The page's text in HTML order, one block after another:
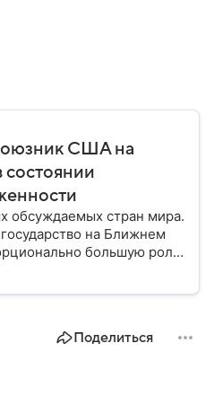
США на
обсуждаемых стран мира.
на Ближнем
большую роль
безопасности и
Поделиться